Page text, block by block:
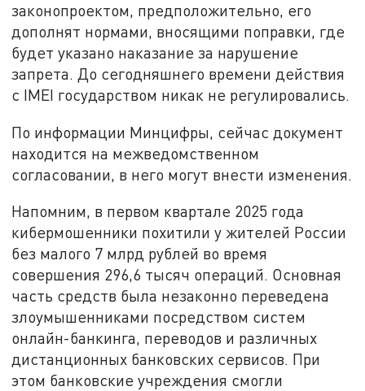
законопроектом, предположительно, его
дополнят нормами, вносящими поправки, где
будет указано наказание за нарушение
запрета. До сегодняшнего времени действия
с IMEI государством никак не регулировались.
По информации Минцифры, сейчас документ
находится на межведомственном
согласовании, в него могут внести изменения.
Напомним, в первом квартале 2025 года
кибермошенники похитили у жителей России
без малого 7 млрд рублей во время
совершения 296,6 тысяч операций. Основная
часть средств была незаконно переведена
злоумышенниками посредством систем
онлайн-банкинга, переводов и различных
дистанционных банковских сервисов. При
этом банковские учреждения смогли